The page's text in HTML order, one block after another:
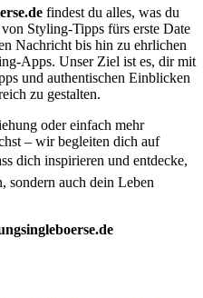
findest du alles, was du
Styling-Tipps fürs erste Date
Nachricht bis hin zu ehrlichen
Apps. Unser Ziel ist es, dir mit
und authentischen Einblicken
zu gestalten.
oder einfach mehr
– wir begleiten dich auf
dich inspirieren und entdecke,
sondern auch dein Leben